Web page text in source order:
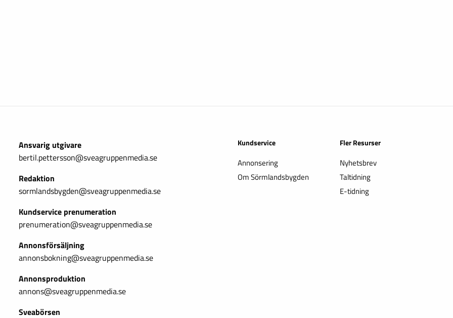
Ansvarig utgivare
bertil.pettersson@sveagruppenmedia.se
Redaktion
sormlandsbygden@sveagruppenmedia.se
Kundservice prenumeration
prenumeration@sveagruppenmedia.se
Annonsförsäljning
annonsbokning@sveagruppenmedia.se
Annonsproduktion
annons@sveagruppenmedia.se
Sveabörsen
Kundservice
Annonsering
Om Sörmlandsbygden
Fler Resurser
Nyhetsbrev
Taltidning
E-tidning